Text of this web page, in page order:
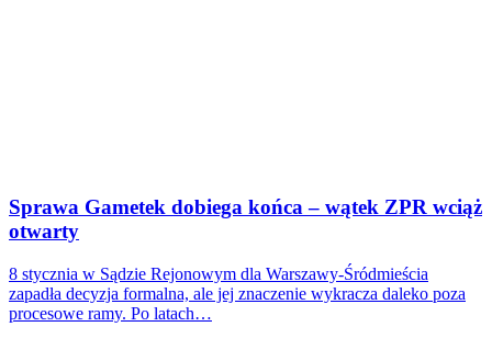
Sprawa Gametek dobiega końca – wątek ZPR wciąż
otwarty
8 stycznia w Sądzie Rejonowym dla Warszawy-Śródmieścia
zapadła decyzja formalna, ale jej znaczenie wykracza daleko poza
procesowe ramy. Po latach…